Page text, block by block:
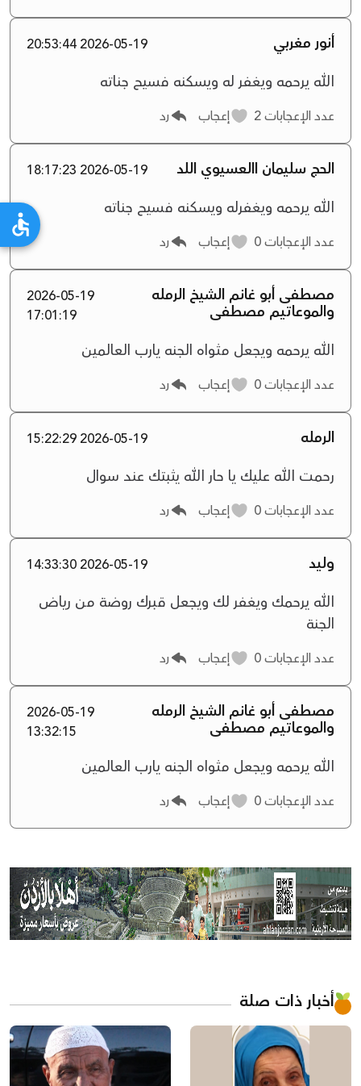
أنور مغربي 2026-05-19 20:53:44
الله يرحمه ويغفر له ويسكنه فسيح جناته
عدد الإعجابات إعجاب رد
الحج سليمان االعسيوي اللد 2026-05-19 18:17:23
الله يرحمه ويغفرله ويسكنه فسيح جناته
عدد الإعجابات إعجاب رد
مصطفى أبو غانم الشيخ الرمله
والموعاتيم مصطفى
2026-05-19
17:01:19
الله يرحمه ويجعل مثواه الجنه يارب العالمين
عدد الإعجابات إعجاب رد
الرمله 2026-05-19 15:22:29
رحمت الله عليك يا حار الله يثبتك عند سوال
عدد الإعجابات إعجاب رد
وليد 2026-05-19 14:33:30
الله يرحمك ويغفر لك ويجعل قبرك روضة من رياض
الجنة
عدد الإعجابات إعجاب رد
مصطفى أبو غانم الشيخ الرمله
والموعاتيم مصطفى
2026-05-19
13:32:15
الله يرحمه ويجعل مثواه الجنه يارب العالمين
عدد الإعجابات إعجاب رد
أخبار ذات صلة